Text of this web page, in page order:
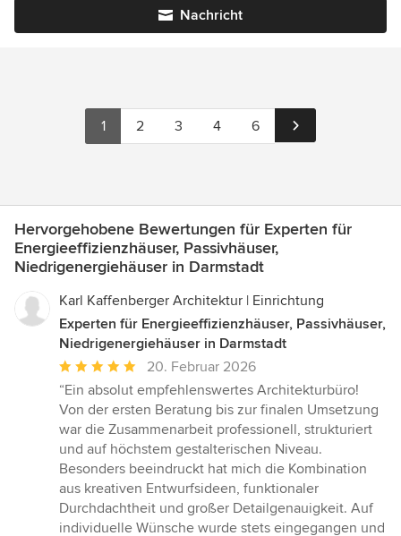
Nachricht
1 2 3 4 6
Hervorgehobene Bewertungen für Experten für
Energieeffizienzhäuser, Passivhäuser,
Niedrigenergiehäuser in Darmstadt
Karl Kaffenberger Architektur | Einrichtung
Experten für Energieeffizienzhäuser, Passivhäuser,
Niedrigenergiehäuser in Darmstadt
Durchschnittliche
Bewertung:
5
von
5
Sternen
20. Februar 2026
“Ein absolut empfehlenswertes Architekturbüro!
Von der ersten Beratung bis zur finalen Umsetzung
war die Zusammenarbeit professionell, strukturiert
und auf höchstem gestalterischen Niveau.
Besonders beeindruckt hat mich die Kombination
aus kreativen Entwurfsideen, funktionaler
Durchdachtheit und großer Detailgenauigkeit. Auf
individuelle Wünsche wurde stets eingegangen und